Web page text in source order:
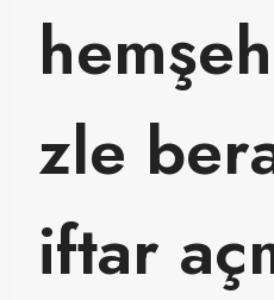
zle
iftar